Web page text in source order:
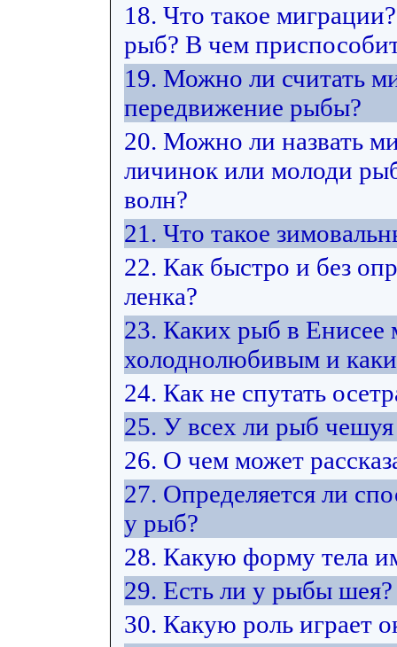
18. Что такое
рыб? В чем
19. Можно ли считать
передвижение рыбы?
20. Можно ли назвать
личинок или молоди
волн?
21. Что такое
22. Как быстро и без
ленка?
23. Каких рыб в Енисее
холоднолюбивым и
24. Как не спутать
25. У всех ли рыб чешуя
26. О чем может
27. Определяется ли
у рыб?
28. Какую форму тела
29. Есть ли у рыбы шея?
30. Какую роль играет